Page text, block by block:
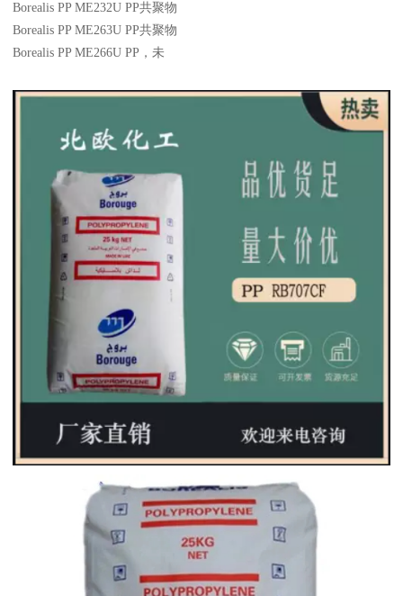
Borealis PP ME232U PP共聚物
Borealis PP ME263U PP共聚物
Borealis PP ME266U PP ，未